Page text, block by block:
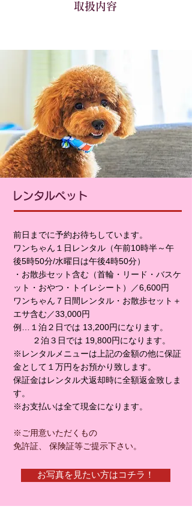
取扱内容
レンタルペット
前日までに予約お待ちしています。
ワンちゃん１日レンタル（午前10時半～午
後5時50分/水曜日は午後4時50分）
・お散歩セット含む（首輪・リード・バスケ
ット・おやつ・トイレシート）／6,600円
ワンちゃん７日間レンタル・お散歩セット＋
エサ含む／33,000円
例…１泊２日では 13,200円になります。
２泊３日では 19,800円になります。
※レンタルメニューは上記の金額の他に保証
金として１万円をお預かり致します。
保証金はレンタル犬返却時に全額返金致しま
す。
※お支払いは全て現金になります。
※ご用意いただくもの
免許証、 保険証等ご提示下さい。
お写真を見たい方はコチラ！